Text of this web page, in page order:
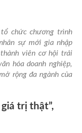
chức chương trình
sự mới gia nhập
viên cơ hội trải
hóa doanh nghiệp,
rộng đa ngành của
trị thật”,